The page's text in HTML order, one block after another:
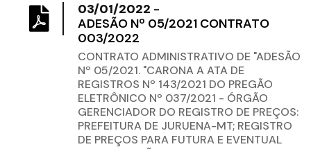
03/01/2022 -
ADESÃO Nº 05/2021 CONTRATO
003/2022
CONTRATO ADMINISTRATIVO DE "ADESÃO
Nº 05/2021. "CARONA A ATA DE
REGISTROS Nº 143/2021 DO PREGÃO
ELETRÔNICO Nº 037/2021 - ÓRGÃO
GERENCIADOR DO REGISTRO DE PREÇOS:
PREFEITURA DE JURUENA-MT; REGISTRO
DE PREÇOS PARA FUTURA E EVENTUAL